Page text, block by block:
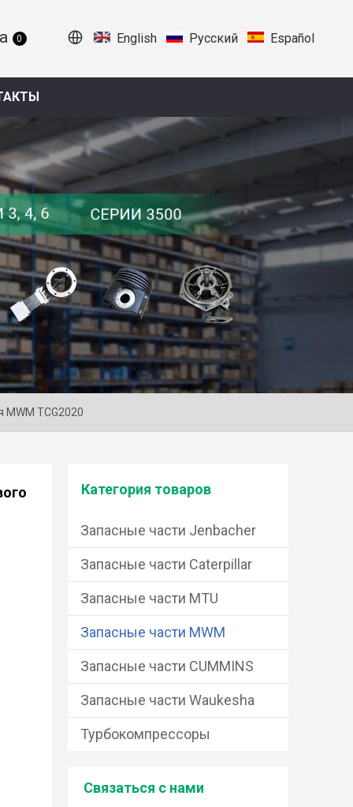
0 English Pусский Español
MWM TCG2020
Категория товаров
Запасные части Jenbacher
Запасные части Caterpillar
Запасные части MTU
Запасные части MWM
Запасные части CUMMINS
Запасные части Waukesha
Турбокомпрессоры
Связаться с нами